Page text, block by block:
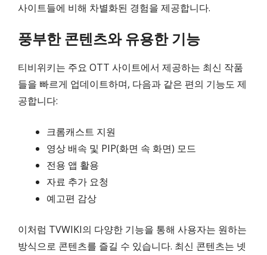
사이트들에 비해 차별화된 경험을 제공합니다.
풍부한 콘텐츠와 유용한 기능
티비위키는 주요 OTT 사이트에서 제공하는 최신 작품
들을 빠르게 업데이트하며, 다음과 같은 편의 기능도 제
공합니다:
크롬캐스트 지원
영상 배속 및 PIP(화면 속 화면) 모드
전용 앱 활용
자료 추가 요청
예고편 감상
이처럼 TVWIKI의 다양한 기능을 통해 사용자는 원하는
방식으로 콘텐츠를 즐길 수 있습니다. 최신 콘텐츠는 넷